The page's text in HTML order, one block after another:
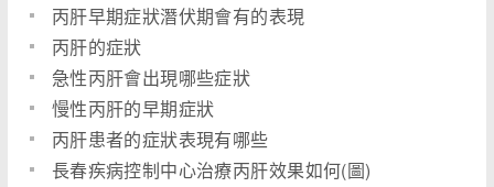
丙肝早期症狀潛伏期會有的表現
丙肝的症狀
急性丙肝會出現哪些症狀
慢性丙肝的早期症狀
丙肝患者的症狀表現有哪些
長春疾病控制中心治療丙肝效果如何(圖)